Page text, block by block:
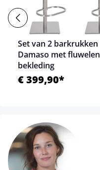
Set van 2 barkrukken
Damaso met fluwelen
bekleding
€ 399,90*